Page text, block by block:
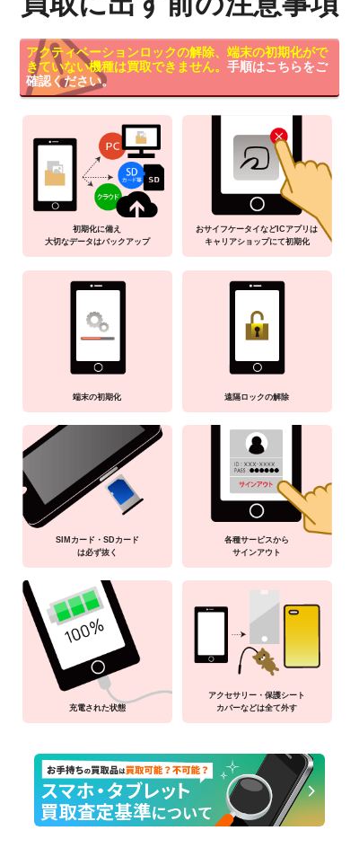
アクティベーションロックの解除、端末の初期化がで
きていない機種は買取できません。 手順はこちらをご
確認ください。
初期化に備え
大切なデータはバックアップ
おサイフケータイなどICアプリは
キャリアショップにて初期化
端末の初期化 遠隔ロックの解除
SIMカード・SDカード
は必ず抜く
各種サービスから
サインアウト
充電された状態
アクセサリー・保護シート
カバーなどは全て外す